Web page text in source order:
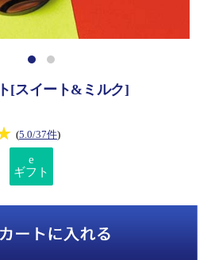
[スイート&ミルク]
(5.0/37件)
e
ギフト